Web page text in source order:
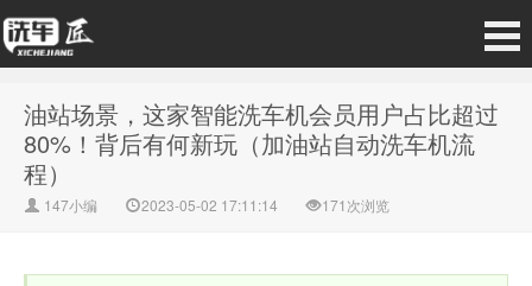
油站场景，这家智能洗车机会员用户占比超过
80%！背后有何新玩（加油站自动洗车机流
程）
147小编 2023-05-02 17:11:14 171次浏览